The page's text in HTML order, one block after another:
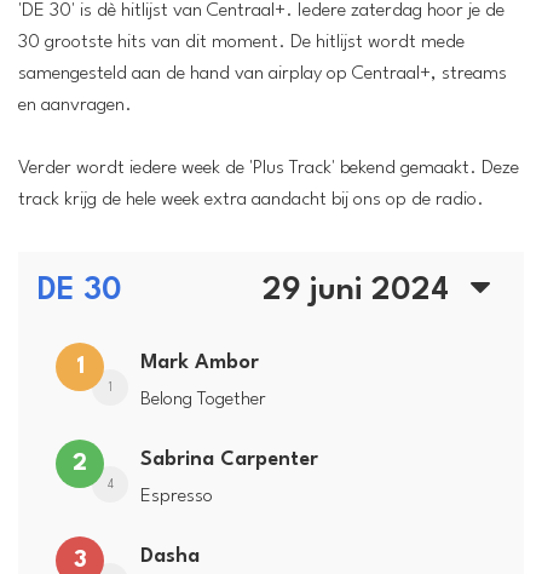
'DE 30' is dè hitlijst van Centraal+. Iedere zaterdag hoor je de
30 grootste hits van dit moment. De hitlijst wordt mede
samengesteld aan de hand van airplay op Centraal+, streams
en aanvragen.
Verder wordt iedere week de 'Plus Track' bekend gemaakt. Deze
track krijg de hele week extra aandacht bij ons op de radio.
DE 30 29 juni 2024
1
1
Mark Ambor
Belong Together
2
4
Sabrina Carpenter
Espresso
3 Dasha